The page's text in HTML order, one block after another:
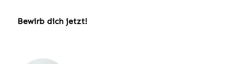
Bewirb dich jetzt!